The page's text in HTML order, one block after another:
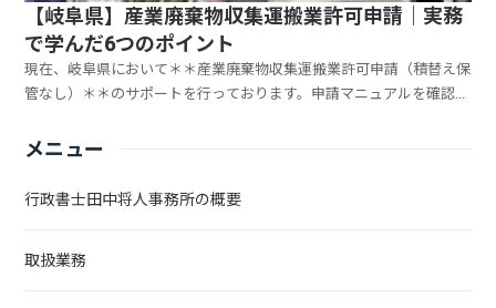
【岐阜県】産業廃棄物収集運搬業許可申請｜実務
で学んだ6つのポイント
現在、岐阜県において＊＊産業廃棄物収集運搬業許可申請（積替え保
管なし）＊＊のサポートを行っております。申請マニュアルを確認し
けでは判断が難しい点もいくつかありました。そこで今回は、実務を
メニュー
行政書士田中将人事務所の概要
取扱業務